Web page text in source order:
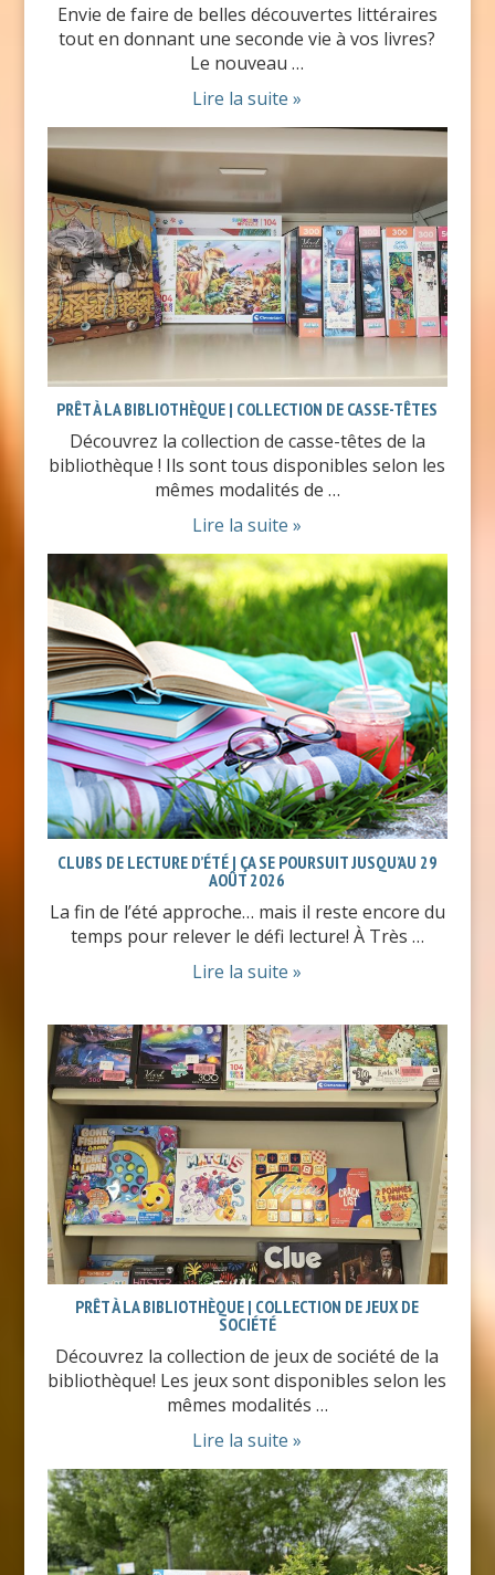
Envie de faire de belles découvertes littéraires
tout en donnant une seconde vie à vos livres?
Le nouveau …
Lire la suite »
PRÊT À LA BIBLIOTHÈQUE | COLLECTION DE CASSE-TÊTES
Découvrez la collection de casse-têtes de la
bibliothèque ! Ils sont tous disponibles selon les
mêmes modalités de …
Lire la suite »
CLUBS DE LECTURE D’ÉTÉ | ÇA SE POURSUIT JUSQU’AU 29
AOÛT 2026
La fin de l’été approche… mais il reste encore du
temps pour relever le défi lecture! À Très …
Lire la suite »
PRÊT À LA BIBLIOTHÈQUE | COLLECTION DE JEUX DE
SOCIÉTÉ
Découvrez la collection de jeux de société de la
bibliothèque! Les jeux sont disponibles selon les
mêmes modalités …
Lire la suite »